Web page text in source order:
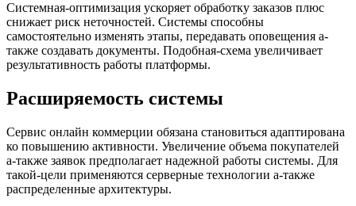
Системная-оптимизация ускоряет обработку заказов плюс
снижает риск неточностей. Системы способны
самостоятельно изменять этапы, передавать оповещения а-
также создавать документы. Подобная-схема увеличивает
результативность работы платформы.
Расширяемость системы
Сервис онлайн коммерции обязана становиться адаптирована
ко повышению активности. Увеличение объема покупателей
а-также заявок предполагает надежной работы системы. Для
такой-цели применяются серверные технологии а-также
распределенные архитектуры.